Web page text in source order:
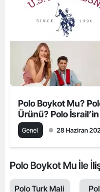
Polo Boykot Mu?
Ürünü? Polo
Genel 28 Haziran
Polo Boykot Mu İle
Polo Turk Mali